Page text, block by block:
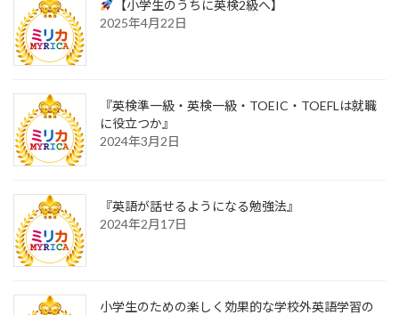
【小学生のうちに英検2級へ】
2025年4月22日
『英検準一級・英検一級・TOEIC・TOEFLは就職
に役立つか』
2024年3月2日
『英語が話せるようになる勉強法』
2024年2月17日
小学生のための楽しく効果的な学校外英語学習の